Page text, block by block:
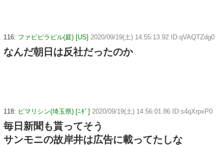
116: ファビピラビル(庭) [US] 2020/09/19(土) 14:55:13.92 ID:qVAQTZdg0
なんだ朝日は反社だったのか
118: ピマリシン(埼玉県) [ﾆﾀﾞ] 2020/09/19(土) 14:56:01.86 ID:s4qXrpxP0
毎日新聞も貰ってそう
サンモニの故岸井は広告に載ってたしな